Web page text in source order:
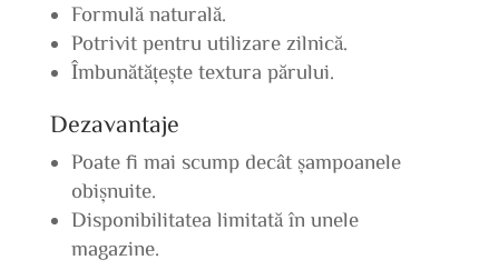
Formulă naturală.
Potrivit pentru utilizare zilnică.
Îmbunătățește textura părului.
Dezavantaje
Poate fi mai scump decât șampoanele
obișnuite.
Disponibilitatea limitată în unele
magazine.